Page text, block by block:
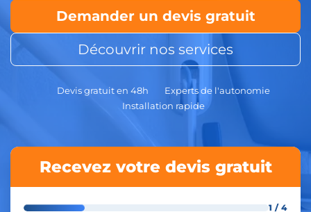
Demander un devis gratuit
Découvrir nos services
Devis gratuit en 48h
Experts de l'autonomie
Installation rapide
Recevez votre devis gratuit
1 / 4